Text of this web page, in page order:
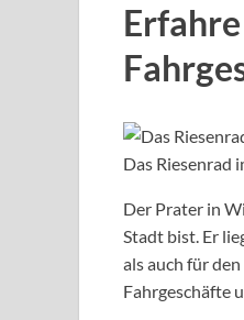
Das Riesenrad
Der Prater in
Stadt bist. Er
als auch für
Fahrgeschäfte